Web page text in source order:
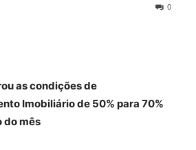
0
as condições de
Imobiliário de 50% para 70%
do mês